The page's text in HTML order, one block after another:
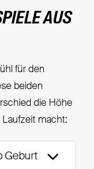
AUS
für den
beiden
die Höhe
macht:
Geburt